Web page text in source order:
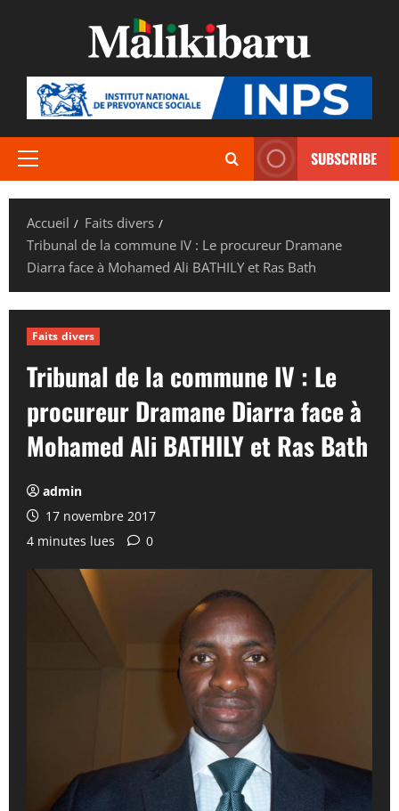
Menu
SUBSCRIBE
Accueil
Faits divers
Tribunal de la commune IV : Le procureur Dramane
Diarra face à Mohamed Ali BATHILY et Ras Bath
Faits divers
Tribunal de la commune IV : Le
procureur Dramane Diarra face à
Mohamed Ali BATHILY et Ras Bath
admin
17 novembre 2017
4 minutes lues
0